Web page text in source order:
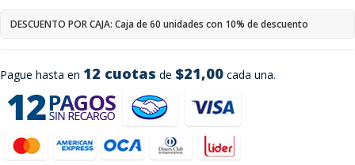
Pague hasta en 12 cuotas de $21,00 cada una.
DESCUENTO POR CAJA: Caja de 60 unidades con 10% de descuento